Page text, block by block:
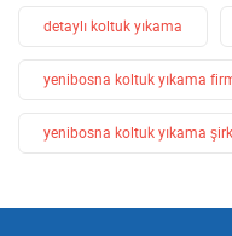
detaylı koltuk yıkama
yenibosna koltuk yıkama
yenibosna koltuk yıkama